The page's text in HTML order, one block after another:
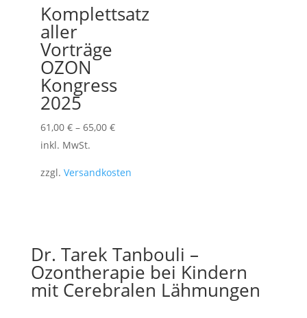
Komplettsatz
aller
Vorträge
OZON
Kongress
2025
61,00 €– 65,00 €
inkl. MwSt.
zzgl. Versandkosten
Dr. Tarek Tanbouli –
Ozontherapie bei Kindern
mit Cerebralen Lähmungen